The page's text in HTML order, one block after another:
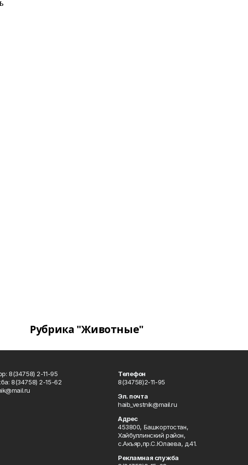
Рубрика "Животные"
8(34758) 2-11-95
8(34758) 2-15-62
Телефон
8(34758)2-11-95
Эл. почта
haib_vestnik@mail.ru
Адрес
453800, Башкортостан,
Хайбуллинский район,
с.Акъяр,пр.С.Юлаева, д.41.
Рекламная служба